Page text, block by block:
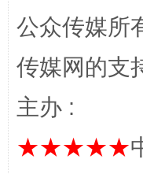
公众传媒所
传媒网的支
主办 :
★★★★★